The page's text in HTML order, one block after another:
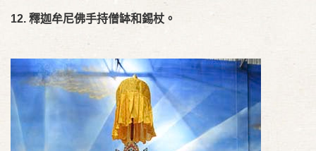
12. 釋迦牟尼佛手持僧缽和錫杖。